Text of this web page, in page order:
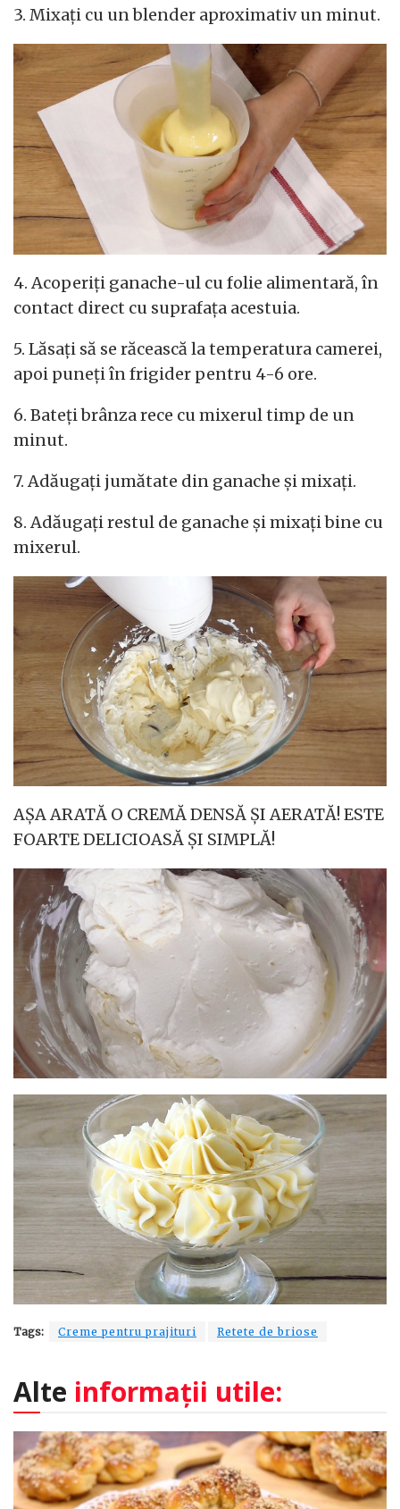
3. Mixați cu un blender aproximativ un minut.
4. Acoperiți ganache-ul cu folie alimentară, în
contact direct cu suprafața acestuia.
5. Lăsați să se răcească la temperatura camerei,
apoi puneți în frigider pentru 4-6 ore.
6. Bateți brânza rece cu mixerul timp de un
minut.
7. Adăugați jumătate din ganache și mixați.
8. Adăugați restul de ganache și mixați bine cu
mixerul.
AȘA ARATĂ O CREMĂ DENSĂ ȘI AERATĂ! ESTE
FOARTE DELICIOASĂ ȘI SIMPLĂ!
Tags: Creme pentru prajituri Retete de briose
Alte informații utile: